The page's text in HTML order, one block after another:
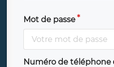
Mot de passe
Numéro de téléphone